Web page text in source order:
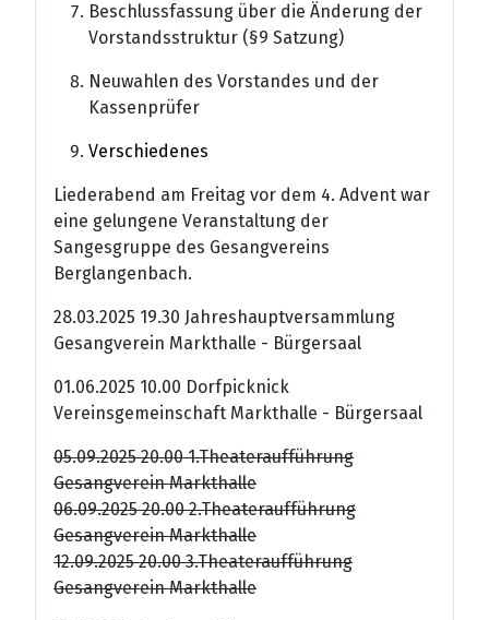
Beschlussfassung über die Änderung der
Vorstandsstruktur (§9 Satzung)
Neuwahlen des Vorstandes und der
Kassenprüfer
Verschiedenes
Liederabend am Freitag vor dem 4. Advent war
eine gelungene Veranstaltung der
Sangesgruppe des Gesangvereins
Berglangenbach.
28.03.2025 19.30 Jahreshauptversammlung
Gesangverein Markthalle - Bürgersaal
01.06.2025 10.00 Dorfpicknick
Vereinsgemeinschaft Markthalle - Bürgersaal
05.09.2025 20.00 1.Theateraufführung
Gesangverein Markthalle
06.09.2025 20.00 2.Theateraufführung
Gesangverein Markthalle
12.09.2025 20.00 3.Theateraufführung
Gesangverein Markthalle